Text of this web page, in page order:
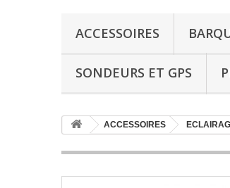
ACCESSOIRES
SONDEURS ET GPS
ACCESSOIRES